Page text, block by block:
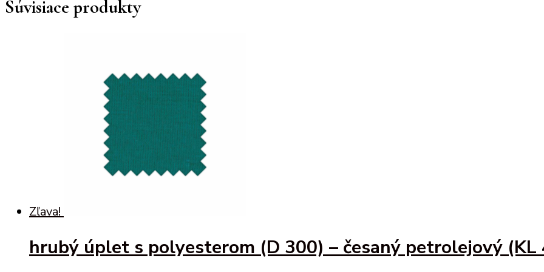
Súvisiace produkty
Zľava!
hrubý úplet s polyesterom (D 300) – česaný petrolejový (KL